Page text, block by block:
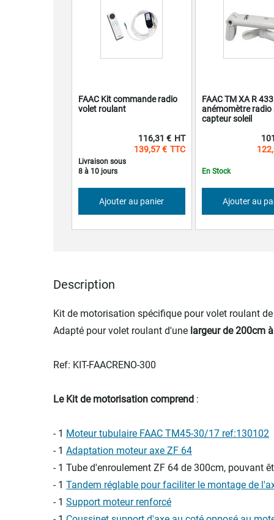
Description
Kit de motorisation spécifique pour volet roulant
Adapté pour volet roulant d'une largeur de 200cm
Ref: KIT-FAACRENO-300
Le Kit de motorisation comprend :
- 1 Moteur tubulaire FAAC TM45-30/17 ref:130102
- 1 Adaptation moteur axe ZF 64
- 1 Tube d'enroulement ZF 64 de 300cm, pouvant
- 1 Tandem réglable pour faciliter le montage de
- 1 Support moteur renforcé
FAAC Kit commande radio
volet roulant
Livraison sous
8 à 10 jours
139,57 €
116,31 €
Ajouter au panier
FAAC TM XA R 433
anémomètre radio
capteur soleil
En Stock
Ajouter au